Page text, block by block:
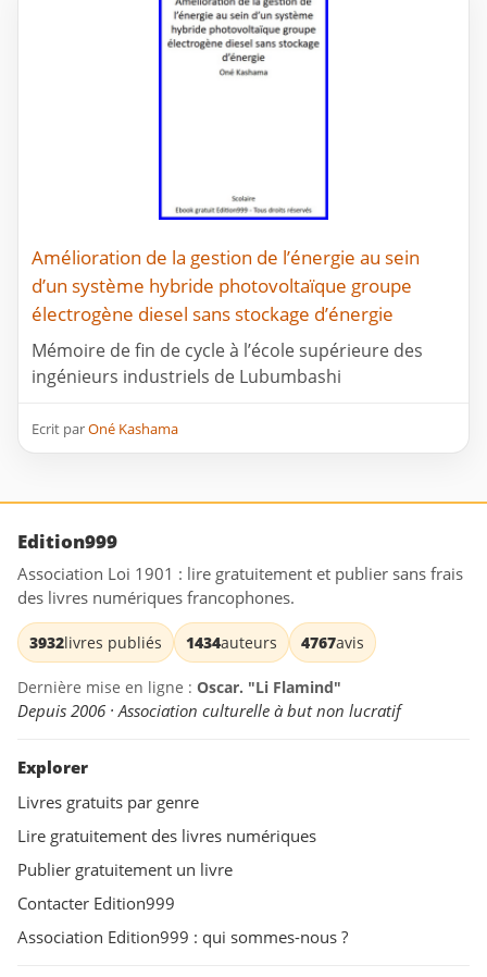
Amélioration de la gestion de l’énergie au sein
d’un système hybride photovoltaïque groupe
électrogène diesel sans stockage d’énergie
Mémoire de fin de cycle à l’école supérieure des
ingénieurs industriels de Lubumbashi
Ecrit parOné Kashama
Edition999
Association Loi 1901 : lire gratuitement et publier sans frais
des livres numériques francophones.
3932livres publiés 1434auteurs 4767avis
Dernière mise en ligne : Oscar. "Li Flamind"
Depuis 2006 · Association culturelle à but non lucratif
Explorer
Livres gratuits par genre
Lire gratuitement des livres numériques
Publier gratuitement un livre
Contacter Edition999
Association Edition999 : qui sommes-nous ?